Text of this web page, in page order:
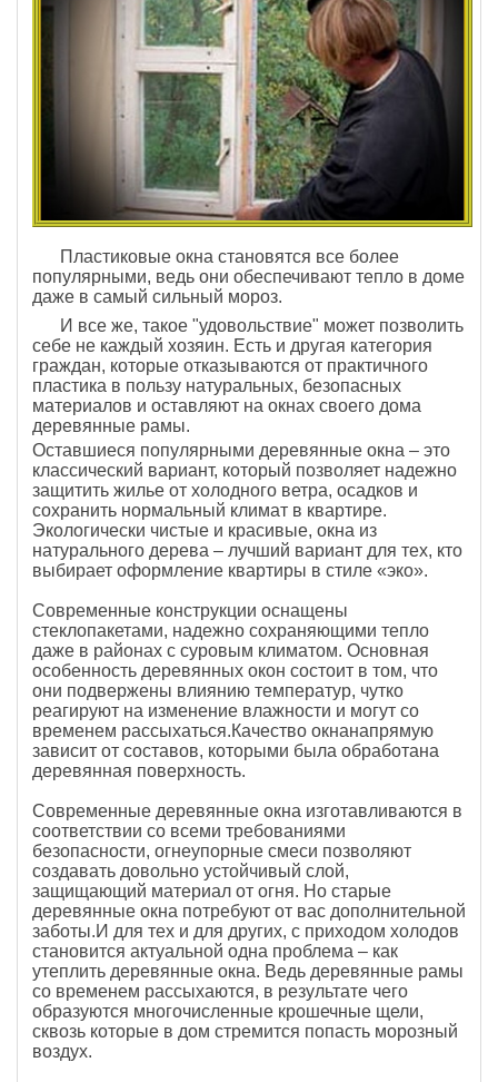
Пластиковые окна становятся все более
популярными, ведь они обеспечивают тепло в доме
даже в самый сильный мороз.
И все же, такое "удовольствие" может позволить
себе не каждый хозяин. Есть и другая категория
граждан, которые отказываются от практичного
пластика в пользу натуральных, безопасных
материалов и оставляют на окнах своего дома
деревянные рамы.
Оставшиеся популярными деревянные окна – это
классический вариант, который позволяет надежно
защитить жилье от холодного ветра, осадков и
сохранить нормальный климат в квартире.
Экологически чистые и красивые, окна из
натурального дерева – лучший вариант для тех, кто
выбирает оформление квартиры в стиле «эко».
Современные конструкции оснащены
стеклопакетами, надежно сохраняющими тепло
даже в районах с суровым климатом. Основная
особенность деревянных окон состоит в том, что
они подвержены влиянию температур, чутко
реагируют на изменение влажности и могут со
временем рассыхаться.Качество окнанапрямую
зависит от составов, которыми была обработана
деревянная поверхность.
Современные деревянные окна изготавливаются в
соответствии со всеми требованиями
безопасности, огнеупорные смеси позволяют
создавать довольно устойчивый слой,
защищающий материал от огня. Но старые
деревянные окна потребуют от вас дополнительной
заботы.И для тех и для других, с приходом холодов
становится актуальной одна проблема – как
утеплить деревянные окна. Ведь деревянные рамы
со временем рассыхаются, в результате чего
образуются многочисленные крошечные щели,
сквозь которые в дом стремится попасть морозный
воздух.